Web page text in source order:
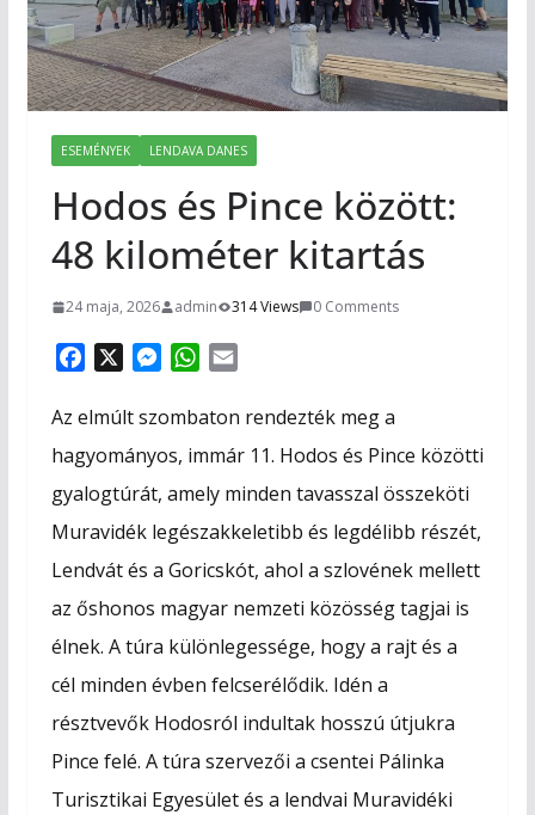
ESEMÉNYEK LENDAVA DANES
Hodos és Pince között:
48 kilométer kitartás
24 maja, 2026 admin 314 Views 0 Comments
c
b
o
o
k
M
s
n
g
e
W
a
A
p
p
a
Az elmúlt szombaton rendezték meg a
hagyományos, immár 11. Hodos és Pince közötti
gyalogtúrát, amely minden tavasszal összeköti
Muravidék legészakkeletibb és legdélibb részét,
Lendvát és a Goricskót, ahol a szlovének mellett
az őshonos magyar nemzeti közösség tagjai is
élnek. A túra különlegessége, hogy a rajt és a
cél minden évben felcserélődik. Idén a
résztvevők Hodosról indultak hosszú útjukra
Pince felé. A túra szervezői a csentei Pálinka
Turisztikai Egyesület és a lendvai Muravidéki